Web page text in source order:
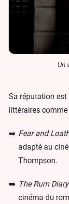
Un
Sa réputation
littéraires comme
Fear and
adapté au
Thompson.
The Rum Diary
cinéma du